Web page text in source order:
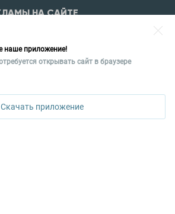
НА САЙТЕ
3 этаж
наше приложение!
открывать сайт в браузере
Скачать приложение